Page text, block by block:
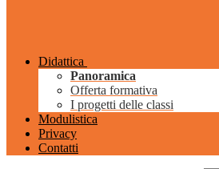
Didattica
Panoramica
Offerta formativa
I progetti delle classi
Modulistica
Privacy
Contatti